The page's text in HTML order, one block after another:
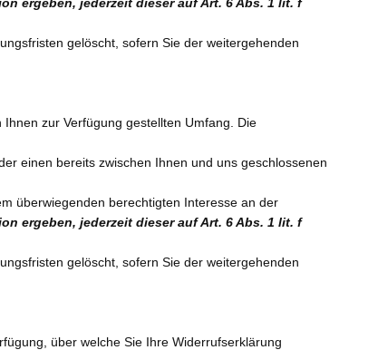
gelöscht, sofern Sie der weitergehenden
zur Verfügung gestellten Umfang. Die
einen bereits zwischen Ihnen und uns geschlossenen
überwiegenden berechtigten Interesse an der
ergeben, jederzeit dieser auf Art. 6 Abs. 1 lit. f
gelöscht, sofern Sie der weitergehenden
über welche Sie Ihre Widerrufserklärung